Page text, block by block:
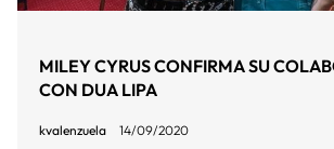
MILEY CYRUS CONFIRMA SU
CON DUA LIPA
kvalenzuela 14/09/2020